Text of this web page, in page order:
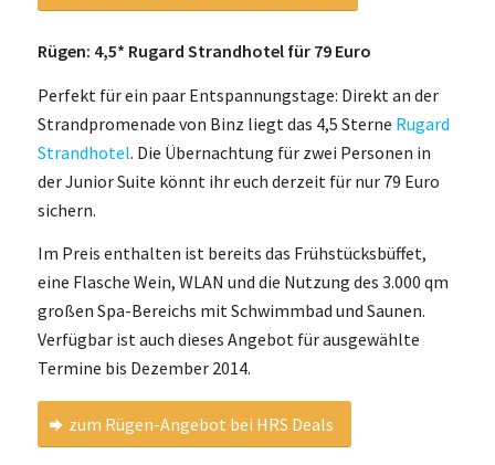
Rügen: 4,5* Rugard Strandhotel für 79 Euro
Perfekt für ein paar Entspannungstage: Direkt an der
Strandpromenade von Binz liegt das 4,5 Sterne Rugard
Strandhotel. Die Übernachtung für zwei Personen in
der Junior Suite könnt ihr euch derzeit für nur 79 Euro
sichern.
Im Preis enthalten ist bereits das Frühstücksbüffet,
eine Flasche Wein, WLAN und die Nutzung des 3.000 qm
großen Spa-Bereichs mit Schwimmbad und Saunen.
Verfügbar ist auch dieses Angebot für ausgewählte
Termine bis Dezember 2014.
zum Rügen-Angebot bei HRS Deals